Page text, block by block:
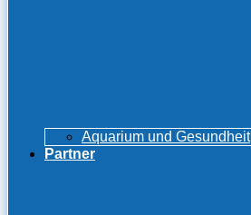
Aquarium und Gesundheit
Partner